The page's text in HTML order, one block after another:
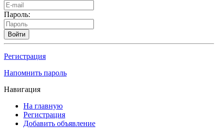
Пароль:
Войти
Регистрация
Напомнить пароль
Навигация
На главную
Регистрация
Добавить объявление